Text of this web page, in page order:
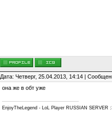
Дата: Четверг, 25.04.2013, 14:14 |
она же в обт уже
EnjoyTheLegend - LoL Player RUSSIAN SERVER